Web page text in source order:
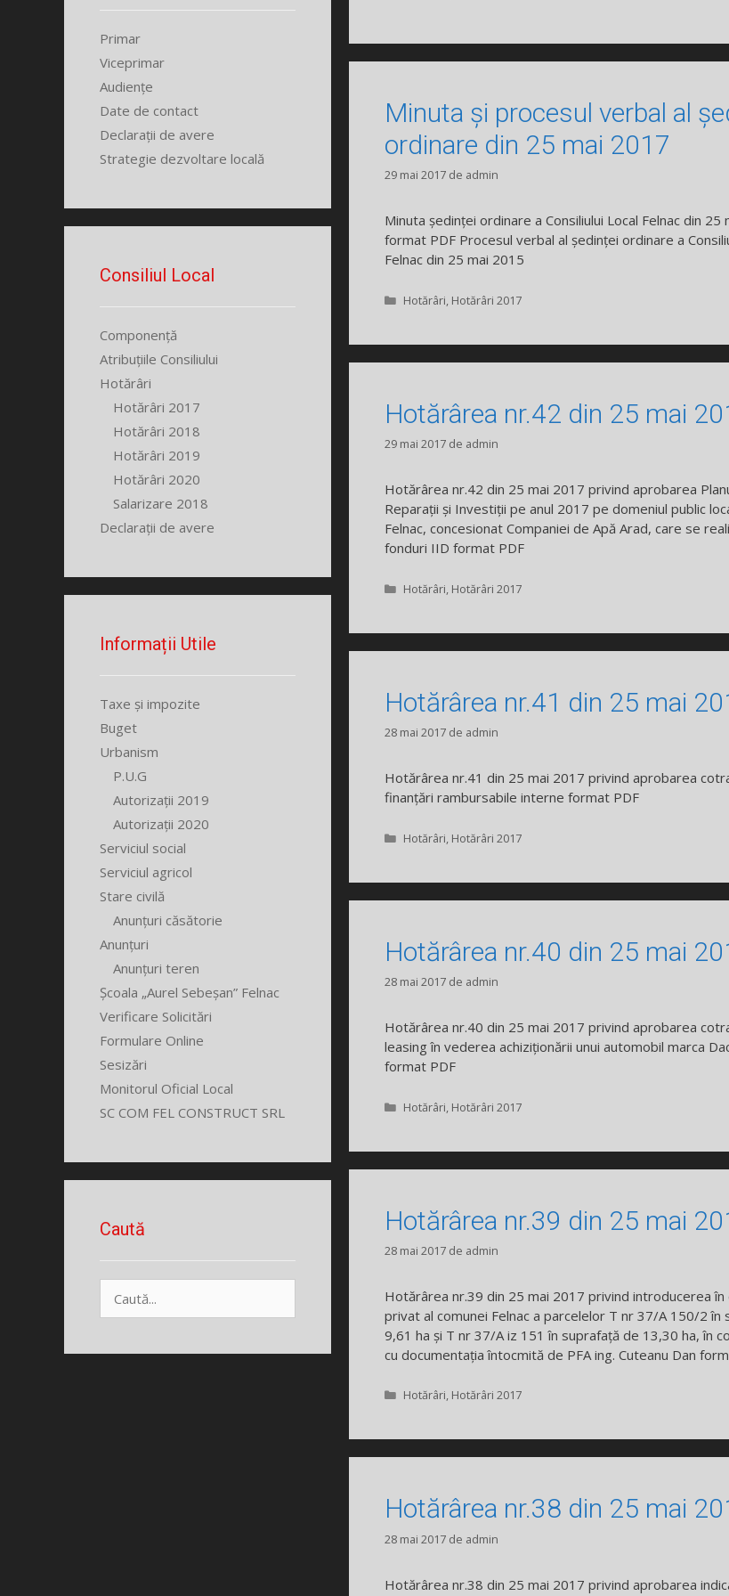
Minuta și procesul verbal al
ordinare din 25 mai 2017
29 mai 2017 de admin
Minuta ședinței ordinare a Consiliului Local Felnac din 25
format PDF Procesul verbal al ședinței ordinare a
Felnac din 25 mai 2015
Categorii
Hotărâri, Hotărâri 2017
Hotărârea nr.42 din 25 mai
29 mai 2017 de admin
Hotărârea nr.42 din 25 mai 2017 privind aprobarea
Reparații și Investiții pe anul 2017 pe domeniul public
Felnac, concesionat Companiei de Apă Arad, care se
fonduri IID format PDF
Categorii
Hotărâri, Hotărâri 2017
Hotărârea nr.41 din 25 mai
28 mai 2017 de admin
Hotărârea nr.41 din 25 mai 2017 privind aprobarea
finanțări rambursabile interne format PDF
Categorii
Hotărâri, Hotărâri 2017
Hotărârea nr.40 din 25 mai
28 mai 2017 de admin
Hotărârea nr.40 din 25 mai 2017 privind aprobarea
leasing în vederea achiziționării unui automobil marca
format PDF
Categorii
Hotărâri Hotărâri 2017
Hotărârea nr.39 din 25 mai
28 mai 2017 de admin
Hotărârea nr.39 din 25 mai 2017 privind introducerea în
privat al comunei Felnac a parcelelor T nr 37/A 150/2 în
9,61 ha și T nr 37/A iz 151 în suprafață de 13,30 ha, în
cu documentația întocmită de PFA ing. Cuteanu Dan
Categorii
Hotărâri, Hotărâri 2017
Hotărârea nr.38 din 25 mai
28 mai 2017 de admin
Hotărârea nr.38 din 25 mai 2017 privind aprobarea
Primar
Viceprimar
Audiențe
Date de contact
Declarații de avere
Strategie dezvoltare locală
Consiliul Local
Componență
Atribuțiile Consiliului
Hotărâri
Hotărâri 2017
Hotărâri 2018
Hotărâri 2019
Hotărâri 2020
Salarizare 2018
Declarații de avere
Informații Utile
Taxe și impozite
Buget
Urbanism
P.U.G
Autorizații 2019
Autorizații 2020
Serviciul social
Serviciul agricol
Stare civilă
Anunțuri căsătorie
Anunțuri
Anunțuri teren
Școala „Aurel Sebeșan” Felnac
Verificare Solicitări
Formulare Online
Sesizări
Monitorul Oficial Local
SC COM FEL CONSTRUCT SRL
Caută
după: